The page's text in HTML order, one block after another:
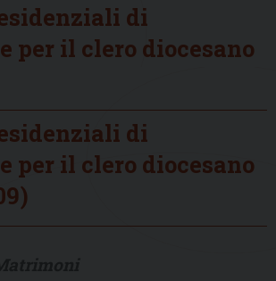
di
per il clero diocesano
di
per il clero diocesano